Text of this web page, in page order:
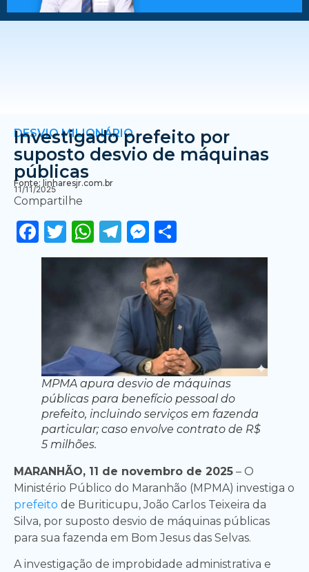
DESVIO MILIONÁRIO
Investigado prefeito por
suposto desvio de máquinas
públicas
Fonte: linharesjr.com.br
11/11/2025
Compartilhe
Facebook
Twitter
WhatsApp
Telegram
Messenger
MPMA apura desvio de máquinas
públicas para benefício pessoal do
prefeito, incluindo serviços em fazenda
particular; caso envolve contrato de R$
5 milhões.
MARANHÃO, 11 de novembro de 2025 – O
Ministério Público do Maranhão (MPMA) investiga o
prefeito de Buriticupu, João Carlos Teixeira da
Silva, por suposto desvio de máquinas públicas
para sua fazenda em Bom Jesus das Selvas.
A investigação de improbidade administrativa e